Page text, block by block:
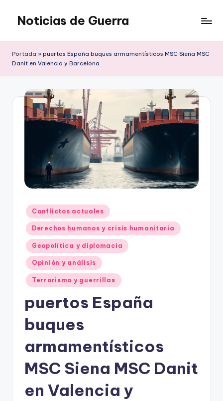
Saltar
contenido
Noticias de Guerra
Portada » puertos España buques armamentísticos MSC Siena MSC
Danit en Valencia y Barcelona
Publicado
en
Conflictos actuales
Derechos humanos y crisis humanitaria
Geopolítica y diplomacia
Opinión y análisis
Terrorismo y guerrillas
puertos España
buques
armamentísticos
MSC Siena MSC Danit
en Valencia y